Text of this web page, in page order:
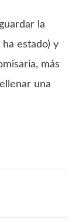
la
estado) y
más
una